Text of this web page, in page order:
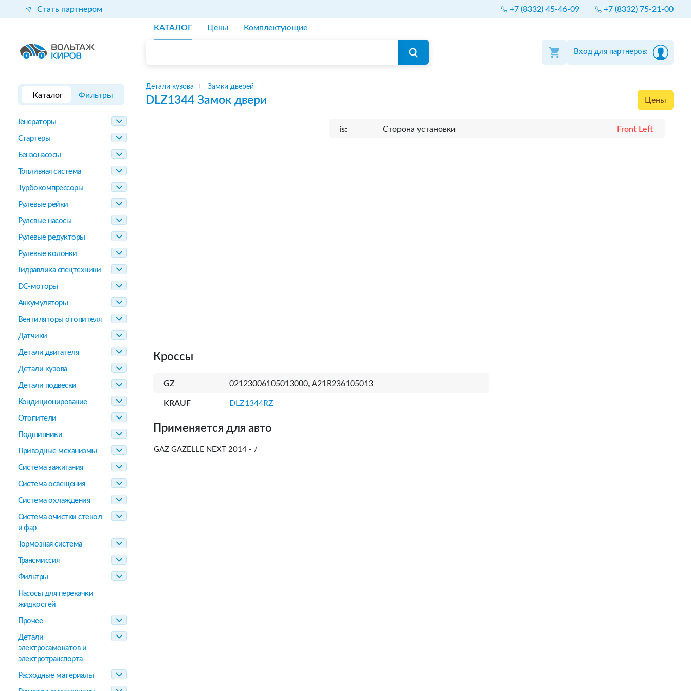
Стать партнером +7 (8332) 45-46-09 +7 (8332) 75-21-00
КАТАЛОГ Цены Комплектующие
Вход для партнеров:
Каталог Фильтры
Генераторы
Стартеры
Бензонасосы
Топливная система
Турбокомпрессоры
Рулевые рейки
Рулевые насосы
Рулевые редукторы
Рулевые колонки
Гидравлика спецтехники
DC-моторы
Аккумуляторы
Вентиляторы отопителя
Датчики
Детали двигателя
Детали кузова
Детали подвески
Кондиционирование
Отопители
Подшипники
Приводные механизмы
Система зажигания
Система освещения
Система охлаждения
Система очистки стекол
и фар
Тормозная система
Трансмиссия
Фильтры
Насосы для перекачки
жидкостей
Прочее
Детали
электросамокатов и
электротранспорта
Расходные материалы
Детали кузова Замки дверей
DLZ1344 Замок двери Цены
is: Сторона установки Front Left
Кроссы
GZ 02123006105013000, A21R236105013
KRAUF DLZ1344RZ
Применяется для авто
GAZ GAZELLE NEXT 2014 - /